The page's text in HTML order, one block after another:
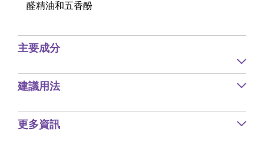
醛精油和五香酚
主要成分
建議用法
更多資訊